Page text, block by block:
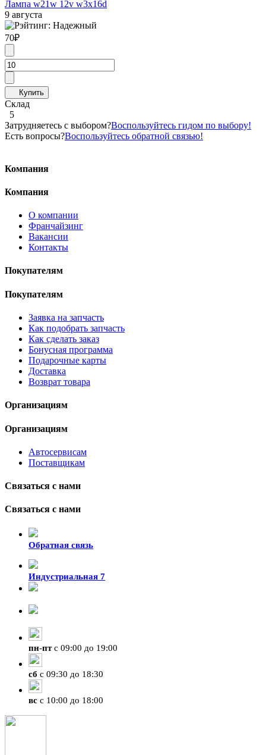
Лампа w21w 12v w3x16d
9 августа
70₽
Склад
5
Затрудняетесь с выбором?Воспользуйтесь гидом по выбору!
Есть вопросы?Воспользуйтесь обратной связью!
Компания
Компания
О компании
Франчайзинг
Вакансии
Контакты
Покупателям
Покупателям
Заявка на запчасть
Как подобрать запчасть
Как сделать заказ
Бонусная программа
Подарочные карты
Доставка
Возврат товара
Организациям
Организациям
Автосервисам
Поставщикам
Связаться с нами
Связаться с нами
Обратная связь
Индустриальная 7
пн-птс 09:00 до 19:00
сб с 09:30 до 18:30
вс с 10:00 до 18:00